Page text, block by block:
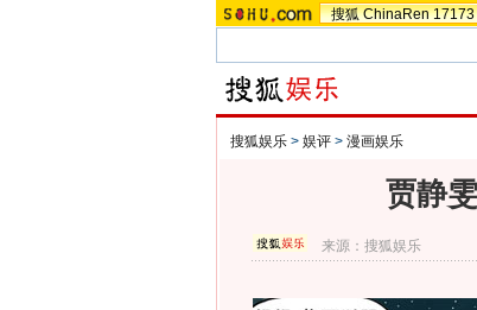
搜狐 ChinaRen 17173
搜狐娱乐 > 娱评 > 漫画娱乐
贾静
来源：搜狐娱乐